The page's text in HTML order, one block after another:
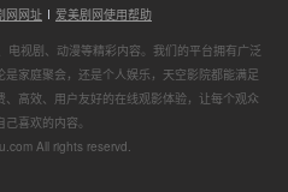
网网址 爱美剧网使用帮助
视剧、动漫等精彩内容。我们的平台拥有广泛
家庭聚会，还是个人娱乐，天空影院都能满足
高效、用户友好的在线观影体验，让每个观众
喜欢的内容。
All rights reservd.